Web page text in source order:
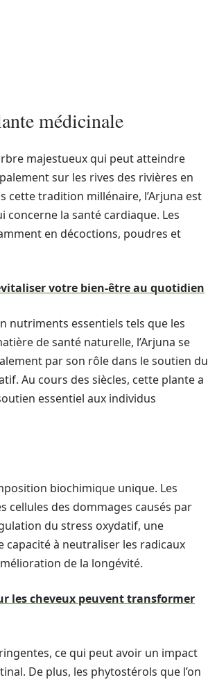
médicinale
majestueux qui peut atteindre
sur les rives des rivières en
cette tradition millénaire, l’Arjuna est
la santé cardiaque. Les
en décoctions, poudres et
votre bien-être au quotidien
nutriments essentiels tels que les
de santé naturelle, l’Arjuna se
par son rôle dans le soutien du
Au cours des siècles, cette plante a
essentiel aux individus
biochimique unique. Les
cellules des dommages causés par
du stress oxydatif, une
capacité à neutraliser les radicaux
de la longévité.
les cheveux peuvent transformer
ce qui peut avoir un impact
De plus, les phytostérols que l’on